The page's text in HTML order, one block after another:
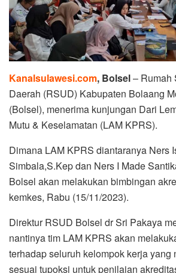
Kanalsulawesi.com, Bolsel– Rumah
Daerah (RSUD) Kabupaten Bolaang
(Bolsel), menerima kunjungan Dari
Mutu & Keselamatan (LAM KPRS).
Dimana LAM KPRS diantaranya Ners
Simbala,S.Kep dan Ners I Made
Bolsel akan melakukan bimbingan
kemkes, Rabu (15/11/2023).
Direktur RSUD Bolsel dr Sri Pakaya
nantinya tim LAM KPRS akan
terhadap seluruh kelompok kerja yang
sesuai tupoksi untuk penilaian